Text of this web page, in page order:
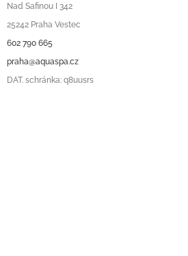
Nad Safinou I 342
25242 Praha Vestec
602 790 665
praha@aquaspa.cz
DAT. schránka: q8uusrs